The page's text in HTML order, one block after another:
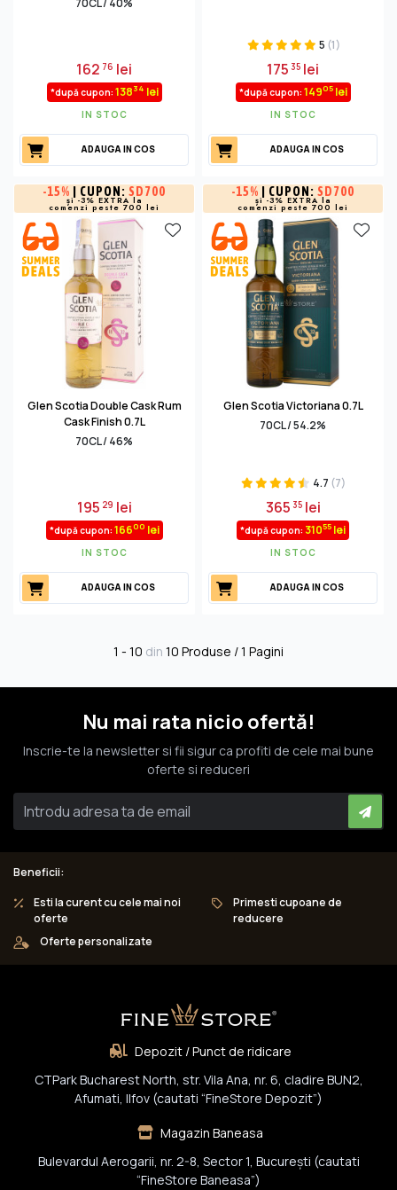
162 76 lei
*după cupon: 13834 lei
IN STOC
ADAUGA IN COS
5 (1)
175 35 lei
*după cupon: 14905lei
IN STOC
ADAUGA IN COS
-15% | CUPON: SD700
și -3% EXTRA la
comenzi peste 700 lei
Glen Scotia Double Cask Rum
Cask Finish 0.7L
70CL / 46%
195 29 lei
*după cupon: 16600 lei
IN STOC
ADAUGA IN COS
-15% | CUPON: SD700
și -3% EXTRA la
comenzi peste 700 lei
Glen Scotia Victoriana 0.7L
70CL / 54.2%
4.7 (7)
365 35lei
*după cupon: 31055 lei
IN STOC
ADAUGA IN COS
1 - 10 din 10 Produse / 1 Pagini
Nu mai rata nicio ofertă!
Inscrie-te la newsletter si fii sigur ca profiti de cele mai bune
oferte si reduceri
Beneficii:
Esti la curent cu cele mai noi
oferte
Primesti cupoane de
reducere
Oferte personalizate
Depozit / Punct de ridicare
CTPark Bucharest North, str. Vila Ana, nr. 6, cladire BUN2,
Afumati, Ilfov (cautati “FineStore Depozit”)
Magazin Baneasa
Bulevardul Aerogarii, nr. 2-8, Sector 1, Bucureşti (cautati
“FineStore Baneasa”)